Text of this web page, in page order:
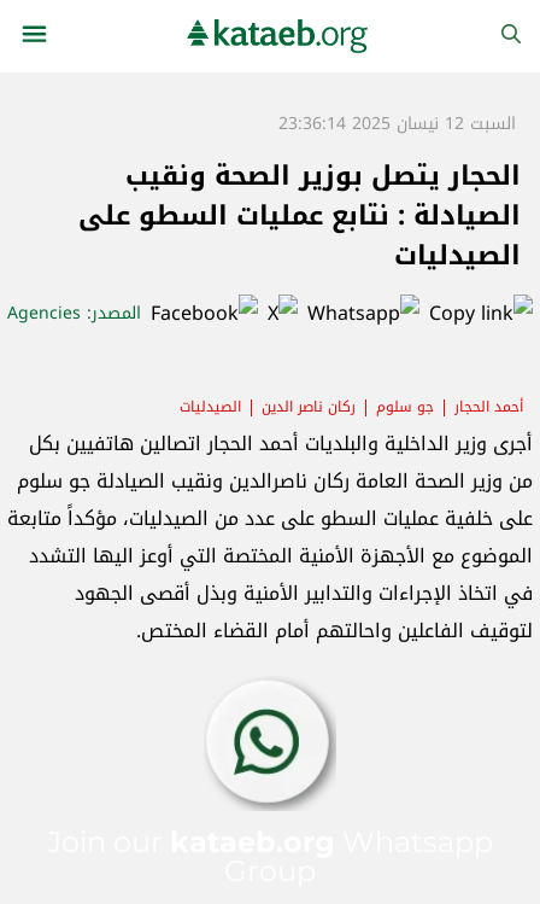
السبت 12 نيسان 2025 23:36:14
الحجار يتصل بوزير الصحة ونقيب
الصيادلة : نتابع عمليات السطو على
الصيدليات
المصدر: Agencies
أحمد الحجار جو سلوم ركان ناصر الدين الصيدليات
أجرى وزير الداخلية والبلديات أحمد الحجار اتصالين هاتفيين بكل
من وزير الصحة العامة ركان ناصرالدين ونقيب الصيادلة جو سلوم
على خلفية عمليات السطو على عدد من الصيدليات، مؤكداً متابعة
الموضوع مع الأجهزة الأمنية المختصة التي أوعز اليها التشدد
في اتخاذ الإجراءات والتدابير الأمنية وبذل أقصى الجهود
لتوقيف الفاعلين واحالتهم أمام القضاء المختص.